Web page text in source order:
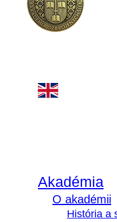
Akadémia
O akadémii
História a